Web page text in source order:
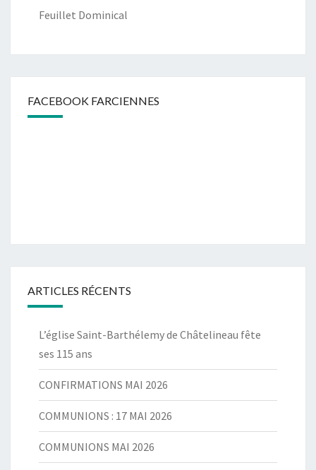
Feuillet Dominical
FACEBOOK FARCIENNES
ARTICLES RÉCENTS
L’église Saint-Barthélemy de Châtelineau fête
ses 115 ans
CONFIRMATIONS MAI 2026
COMMUNIONS : 17 MAI 2026
COMMUNIONS MAI 2026